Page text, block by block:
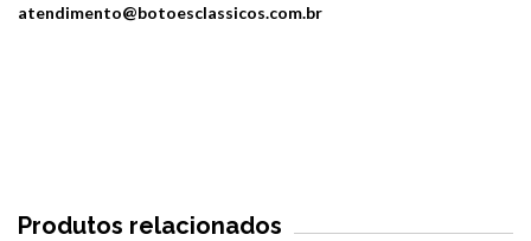
atendimento@botoesclassicos.com.br
Produtos relacionados